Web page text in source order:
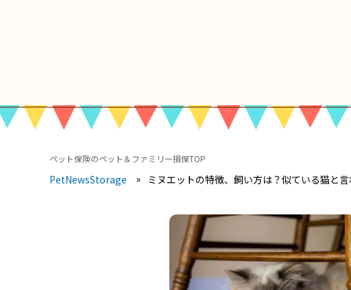
ペット保険のペット＆ファミリー損保TOP
PetNewsStorage ミヌエットの特徴、飼い方は？似ている猫と